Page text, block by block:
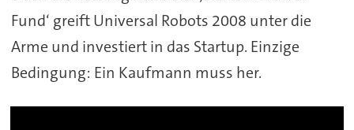
Fund‘ greift Universal Robots 2008 unter die
Arme und investiert in das Startup. Einzige
Bedingung: Ein Kaufmann muss her.